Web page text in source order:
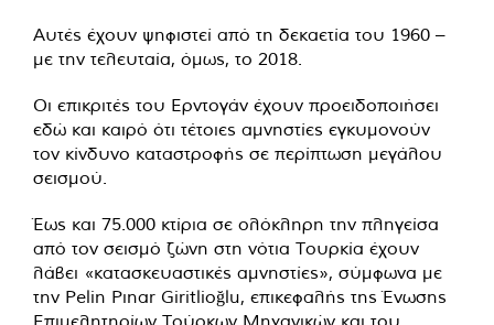
Αυτές έχουν ψηφιστεί από τη δεκαετία του 1960 –
με την τελευταία, όμως, το 2018.
Οι επικριτές του Ερντογάν έχουν προειδοποιήσει
εδώ και καιρό ότι τέτοιες αμνηστίες εγκυμονούν
τον κίνδυνο καταστροφής σε περίπτωση μεγάλου
σεισμού.
Έως και 75.000 κτίρια σε ολόκληρη την πληγείσα
από τον σεισμό ζώνη στη νότια Τουρκία έχουν
λάβει «κατασκευαστικές αμνηστίες», σύμφωνα με
την Pelin Pınar Giritlioğlu, επικεφαλής της Ένωσης
Επιμελητηρίων Τούρκων Μηχανικών και του